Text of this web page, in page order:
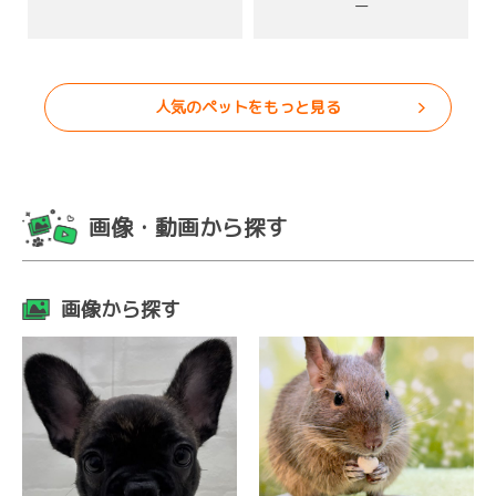
ー
人気のペットをもっと見る
画像・動画から探す
画像から探す